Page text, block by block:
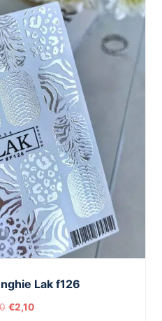
Lak f126
€2,10